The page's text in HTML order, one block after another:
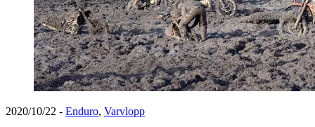
2020/10/22 - Enduro, Varvlopp